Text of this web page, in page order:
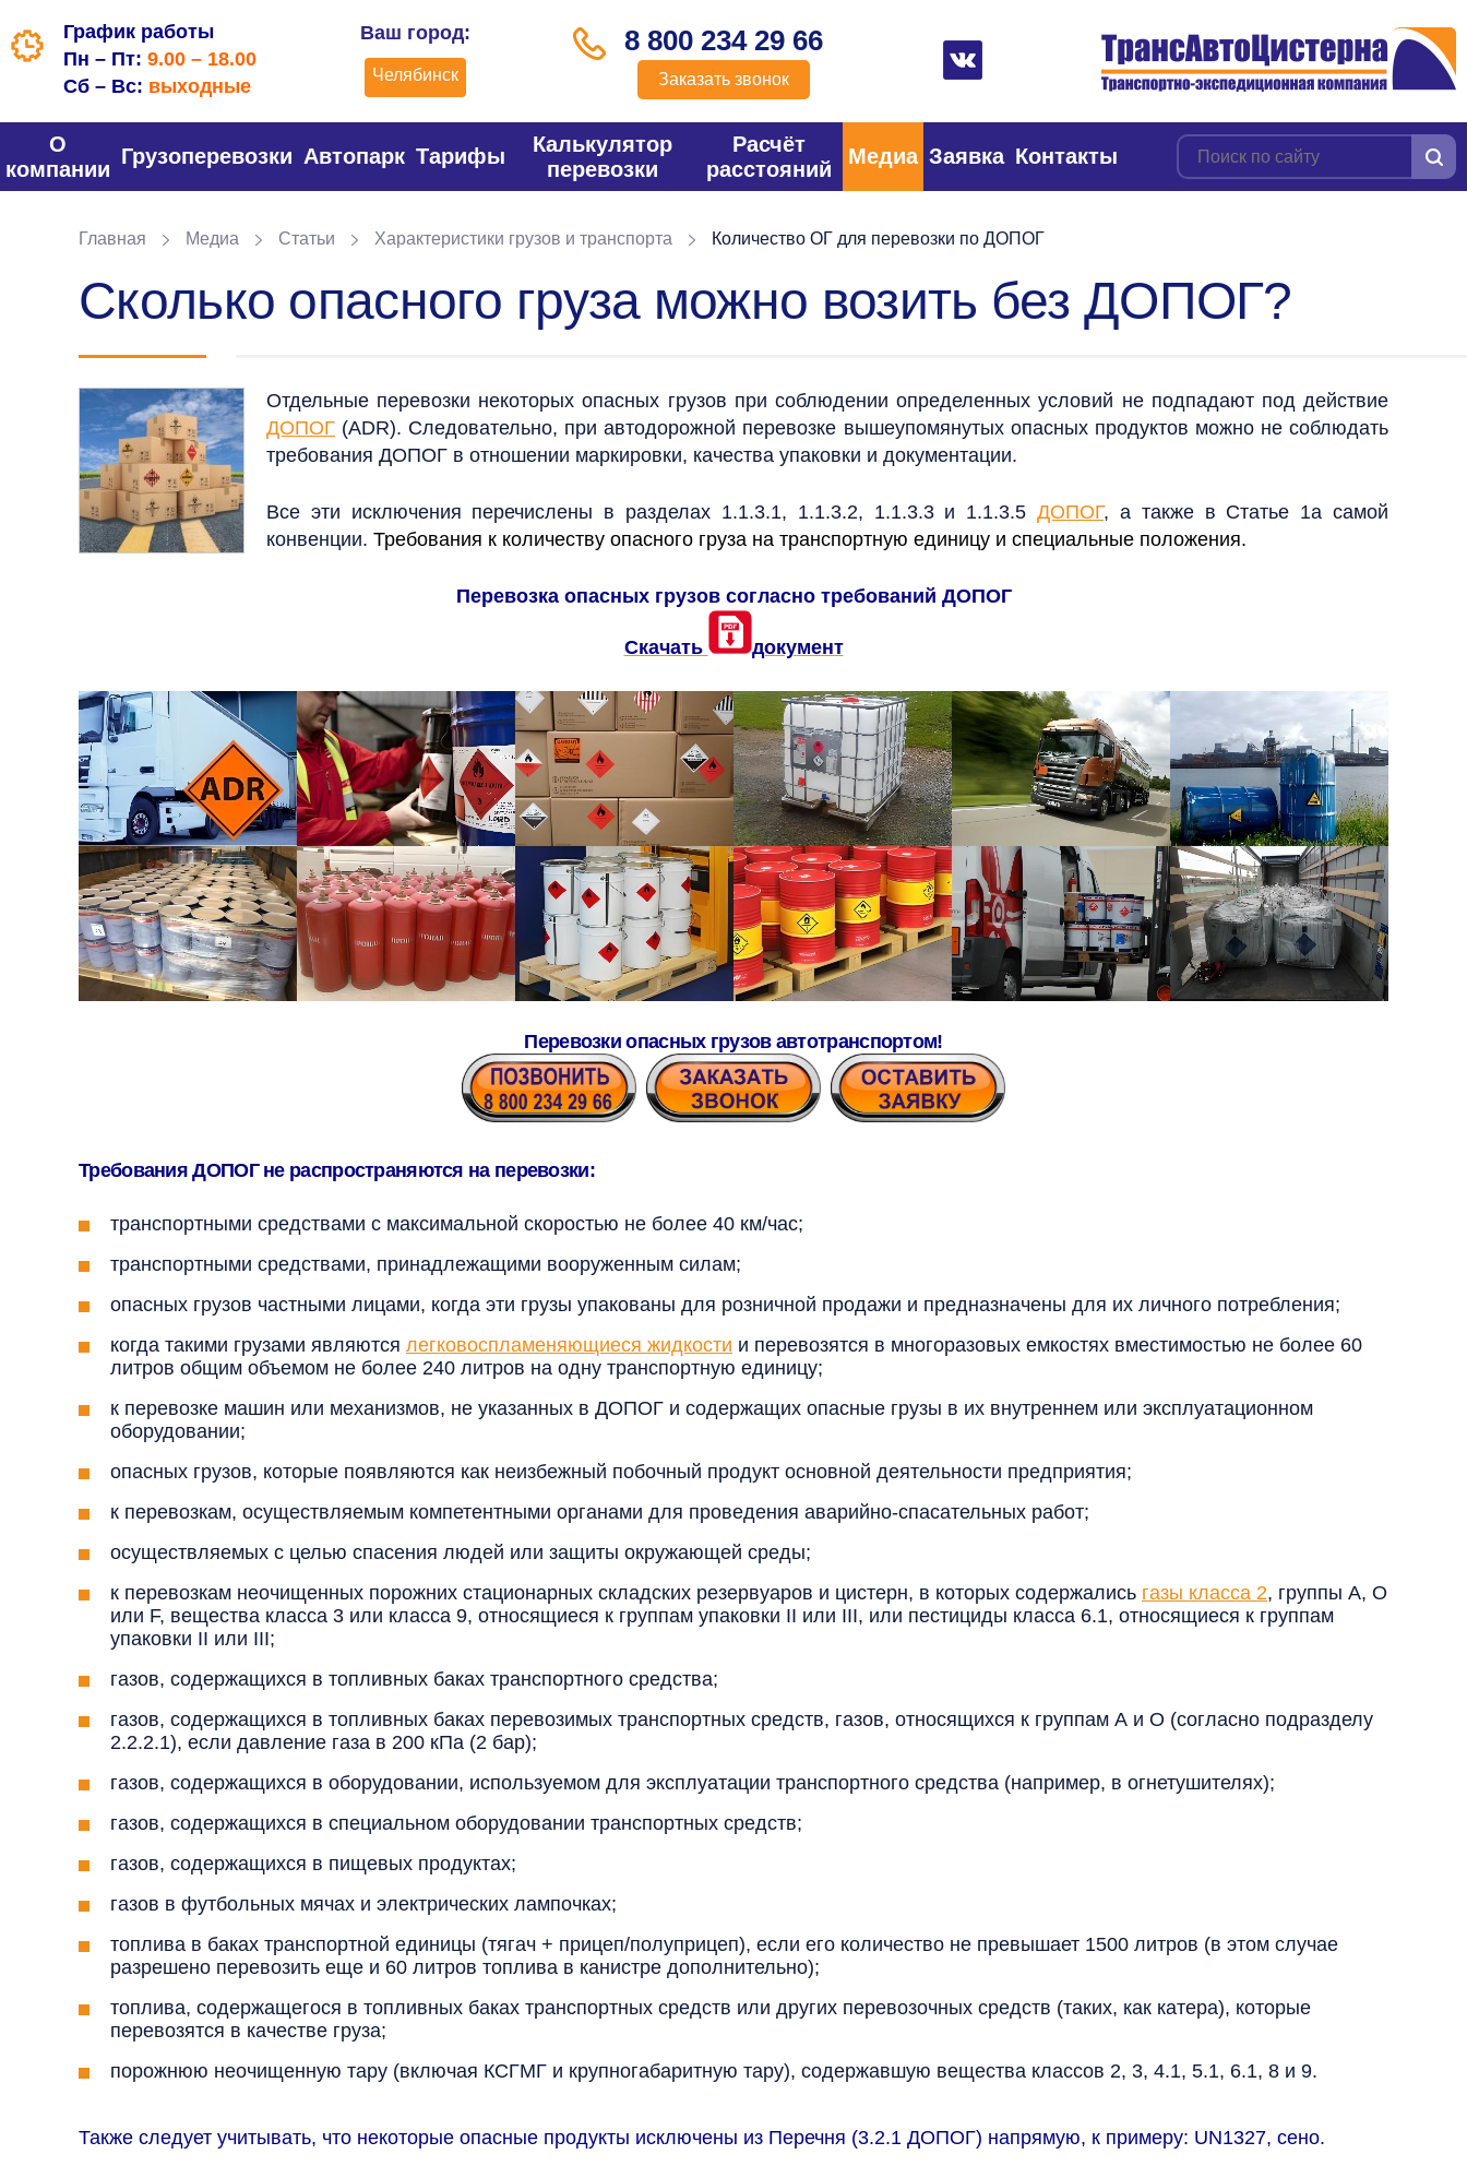
График работы
Пн – Пт: 9.00 – 18.00
Сб – Вс: выходные
Ваш город:
Челябинск
8 800 234 29 66
Заказать звонок
О
компании
Грузоперевозки Автопарк Тарифы
Калькулятор
перевозки
Расчёт
расстояний
Медиа Заявка Контакты
Главная Медиа Статьи Характеристики грузов и транспорта Количество ОГ для перевозки по ДОПОГ
Сколько опасного груза можно возить без ДОПОГ?
Отдельные перевозки некоторых опасных грузов при соблюдении определенных условий не подпадают под действие
ДОПОГ (ADR). Следовательно, при автодорожной перевозке вышеупомянутых опасных продуктов можно не соблюдать
требования ДОПОГ в отношении маркировки, качества упаковки и документации.
Все эти исключения перечислены в разделах 1.1.3.1, 1.1.3.2, 1.1.3.3 и 1.1.3.5ДОПОГ, а также в Статье 1а самой
конвенции. Требования к количеству опасного груза на транспортную единицу и специальные положения.
Перевозка опасных грузов согласно требований ДОПОГ
Скачать документ
Перевозки опасных грузов автотранспортом!
Требования ДОПОГ не распространяются на перевозки:
транспортными средствами с максимальной скоростью не более 40 км/час;
транспортными средствами, принадлежащими вооруженным силам;
опасных грузов частными лицами, когда эти грузы упакованы для розничной продажи и предназначены для их личного потребления;
когда такими грузами являются легковоспламеняющиеся жидкости и перевозятся в многоразовых емкостях вместимостью не более 60
литров общим объемом не более 240 литров на одну транспортную единицу;
к перевозке машин или механизмов, не указанных в ДОПОГ и содержащих опасные грузы в их внутреннем или эксплуатационном
оборудовании;
опасных грузов, которые появляются как неизбежный побочный продукт основной деятельности предприятия;
к перевозкам, осуществляемым компетентными органами для проведения аварийно-спасательных работ;
осуществляемых с целью спасения людей или защиты окружающей среды;
к перевозкам неочищенных порожних стационарных складских резервуаров и цистерн, в которых содержались газы класса 2, группы А, О
или F, вещества класса 3 или класса 9, относящиеся к группам упаковки II или III, или пестициды класса 6.1, относящиеся к группам
упаковки II или III;
газов, содержащихся в топливных баках транспортного средства;
газов, содержащихся в топливных баках перевозимых транспортных средств, газов, относящихся к группам А и О (согласно подразделу
2.2.2.1), если давление газа в 200 кПа (2 бар);
газов, содержащихся в оборудовании, используемом для эксплуатации транспортного средства (например, в огнетушителях);
газов, содержащихся в специальном оборудовании транспортных средств;
газов, содержащихся в пищевых продуктах;
газов в футбольных мячах и электрических лампочках;
топлива в баках транспортной единицы (тягач + прицеп/полуприцеп), если его количество не превышает 1500 литров (в этом случае
разрешено перевозить еще и 60 литров топлива в канистре дополнительно);
топлива, содержащегося в топливных баках транспортных средств или других перевозочных средств (таких, как катера), которые
перевозятся в качестве груза;
порожнюю неочищенную тару (включая КСГМГ и крупногабаритную тару), содержавшую вещества классов 2, 3, 4.1, 5.1, 6.1, 8 и 9.
Также следует учитывать, что некоторые опасные продукты исключены из Перечня (3.2.1 ДОПОГ) напрямую, к примеру: UN1327, сено.